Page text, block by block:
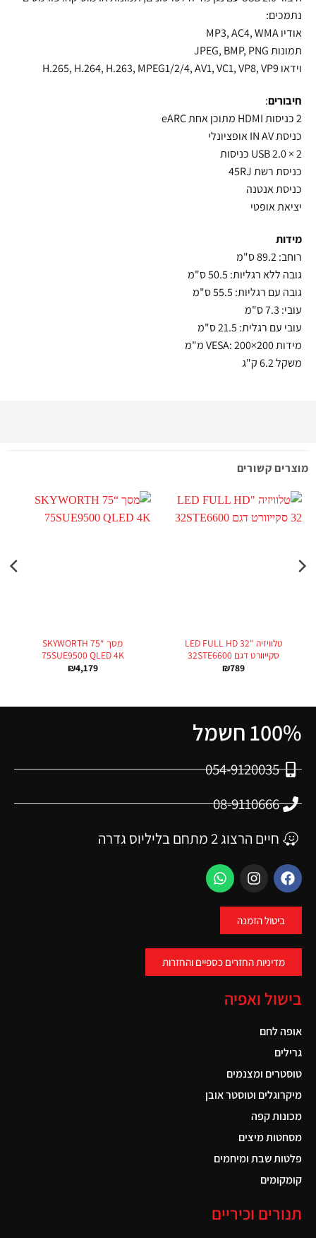
נתמכים:
אודיו MP3, AC4,WMA
תמונות
JPEG, BMP, PNG
וידאו H.265, H.264, H.263, MPEG1/2/4, AV1, VC1, VP8, VP9
חיבורים:
2 כניסות
HDMI מתוכן אחת eARC
כניסת IN AV אופציונלי
2 × 2.0
USB כניסות
כניסת רשת 45RJ
כניסת אנטנה
יציאת אופטי
מידות
רוחב: 89.2 ס"מ
גובה ללא רגליות: 50.5 ס"מ
גובה עם רגליות: 55.5 ס"מ
עובי: 7.3 ס"מ
עובי עם רגלית: 21.5 ס"מ
מידות
VESA: 200×200 מ"מ
משקל 6.2 ק"ג
מוצרים קשורים
טלוויזיה "LED FULL HD 32
סקייוורט דגם 32STE6600
₪789
מסך “75 SKYWORTH
75SUE9500 QLED 4K
₪4,179
100% חשמל
054-9120035
08-9110666
חיים הרצוג 2 מתחם בליליוס גדרה
ביטול הזמנה
מדיניות החזרים כספיים והחזרות
בישול ואפיה
אופה לחם
גרילים
טוסטרים ומצנמים
מיקרוגלים וטוסטר אובן
מכונות קפה
מסחטות מיצים
פלטות שבת ומיחמים
קומקומים
תנורים וכיריים